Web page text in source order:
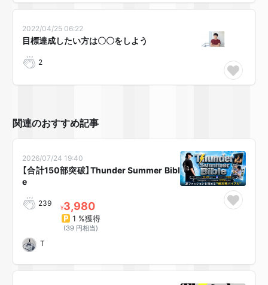
2022/04/25 06:22
目標達成したい方は〇〇をしよう
2
関連のおすすめ記事
2026/07/24 19:40
【合計150部突破】Thunder Summer Bibl
e
239 ¥3,980
1 %獲得
(39 円相当)
T